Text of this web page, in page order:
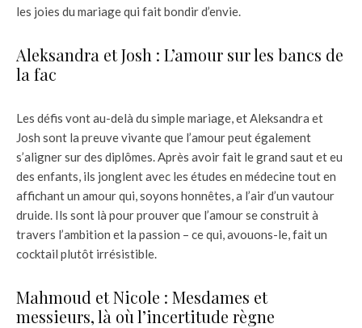
les joies du mariage qui fait bondir d’envie.
Aleksandra et Josh : L’amour sur les bancs de
la fac
Les défis vont au-delà du simple mariage, et Aleksandra et
Josh sont la preuve vivante que l’amour peut également
s’aligner sur des diplômes. Après avoir fait le grand saut et eu
des enfants, ils jonglent avec les études en médecine tout en
affichant un amour qui, soyons honnêtes, a l’air d’un vautour
druide. Ils sont là pour prouver que l’amour se construit à
travers l’ambition et la passion – ce qui, avouons-le, fait un
cocktail plutôt irrésistible.
Mahmoud et Nicole : Mesdames et
messieurs, là où l’incertitude règne